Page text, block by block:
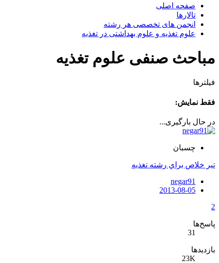
صفحه اصلی
تالارها
انجمن های تخصصی هر رشته
علوم تغذیه و علوم بهداشتی در تغذیه
مباحث صنفی علوم تغذیه
فیلترها
فقط نمایش:
در حال بارگیری...
چسبان
تير خلاص براي رشته تغذيه
negar91
2013-08-05
2
پاسخ‌ها
31
بازدیدها
23K